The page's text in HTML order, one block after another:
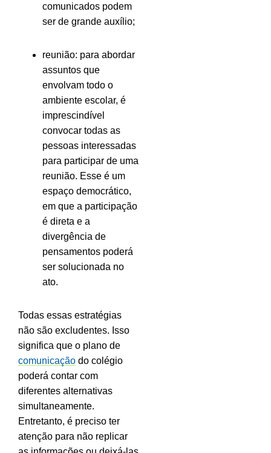
comunicados podem
ser de grande auxílio;
reunião: para abordar
assuntos que
envolvam todo o
ambiente escolar, é
imprescindível
convocar todas as
pessoas interessadas
para participar de uma
reunião. Esse é um
espaço democrático,
em que a participação
é direta e a
divergência de
pensamentos poderá
ser solucionada no
ato.
Todas essas estratégias
não são excludentes. Isso
significa que o plano de
comunicação do colégio
poderá contar com
diferentes alternativas
simultaneamente.
Entretanto, é preciso ter
atenção para não replicar